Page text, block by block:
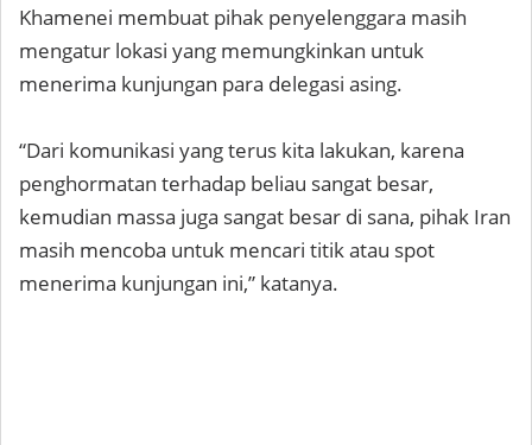
Khamenei membuat pihak penyelenggara masih
mengatur lokasi yang memungkinkan untuk
menerima kunjungan para delegasi asing.
“Dari komunikasi yang terus kita lakukan, karena
penghormatan terhadap beliau sangat besar,
kemudian massa juga sangat besar di sana, pihak Iran
masih mencoba untuk mencari titik atau spot
menerima kunjungan ini,” katanya.